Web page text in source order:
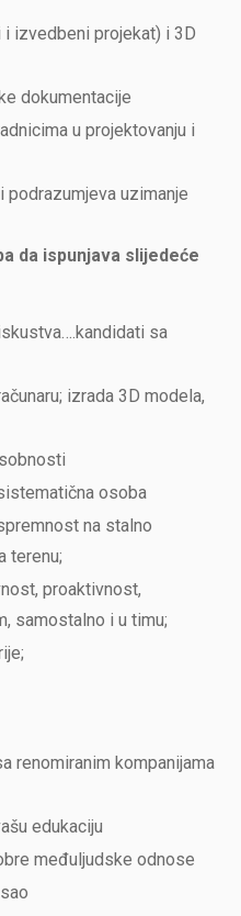
i izvedbeni projekat) i 3D
dokumentacije
u projektovanju i
uzimanje
da ispunjava slijedeće
sa
izrada 3D modela,
osoba
na stalno
terenu;
proaktivnost,
samostalno i u timu;
renomiranim kompanijama
edukaciju
međuljudske odnose